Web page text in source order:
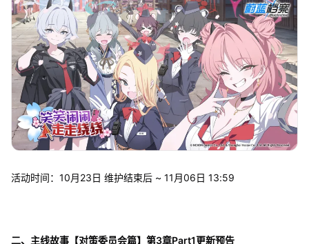
活动时间：10月23日 维护结束后 ~ 11月06日 13:59
二、主线故事【对策委员会篇】第3章Part1更新预告